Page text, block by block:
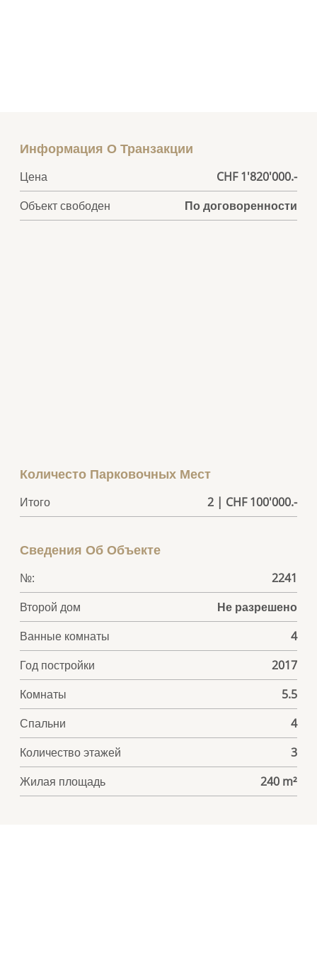
Информация О Транзакции
Цена
CHF 1'820'000.-
Объект свободен
По договоренности
Количесто Парковочных Мест
Итого 2 | CHF 100'000.-
Сведения Об Объекте
№:
2241
Второй дом
Не разрешено
Ванные комнаты
4
Год постройки
2017
Комнаты
5.5
Спальни
4
Количество этажей
3
Жилая площадь
240 m²